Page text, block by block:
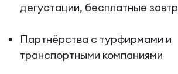
дегустации, бесплатные
Партнёрства с турфирмами и
транспортными компаниями